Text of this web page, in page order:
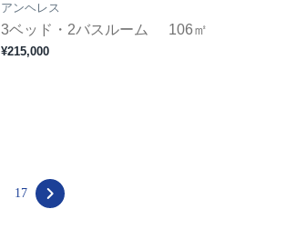
アンヘレス
3ベッド・2バスルーム 106㎡
¥215,000
17